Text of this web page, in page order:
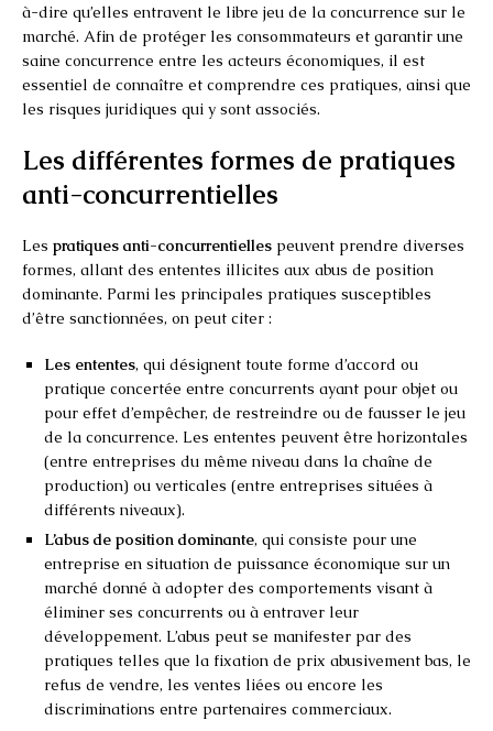
à-dire qu’elles entravent le libre jeu de la concurrence sur le
marché. Afin de protéger les consommateurs et garantir une
saine concurrence entre les acteurs économiques, il est
essentiel de connaître et comprendre ces pratiques, ainsi que
les risques juridiques qui y sont associés.
Les différentes formes de pratiques
anti-concurrentielles
Les pratiques anti-concurrentielles peuvent prendre diverses
formes, allant des ententes illicites aux abus de position
dominante. Parmi les principales pratiques susceptibles
d’être sanctionnées, on peut citer :
Les ententes, qui désignent toute forme d’accord ou
pratique concertée entre concurrents ayant pour objet ou
pour effet d’empêcher, de restreindre ou de fausser le jeu
de la concurrence. Les ententes peuvent être horizontales
(entre entreprises du même niveau dans la chaîne de
production) ou verticales (entre entreprises situées à
différents niveaux).
L’abus de position dominante, qui consiste pour une
entreprise en situation de puissance économique sur un
marché donné à adopter des comportements visant à
éliminer ses concurrents ou à entraver leur
développement. L’abus peut se manifester par des
pratiques telles que la fixation de prix abusivement bas, le
refus de vendre, les ventes liées ou encore les
discriminations entre partenaires commerciaux.